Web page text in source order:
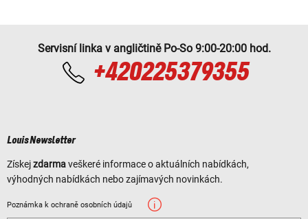
Servisní linka v angličtině Po-So 9:00-20:00 hod.
+420225379355
Louis Newsletter
Získejzdarmaveškeré informace o aktuálních nabídkách,
výhodných nabídkách nebo zajímavých novinkách.
Poznámka k ochraně osobních údajů